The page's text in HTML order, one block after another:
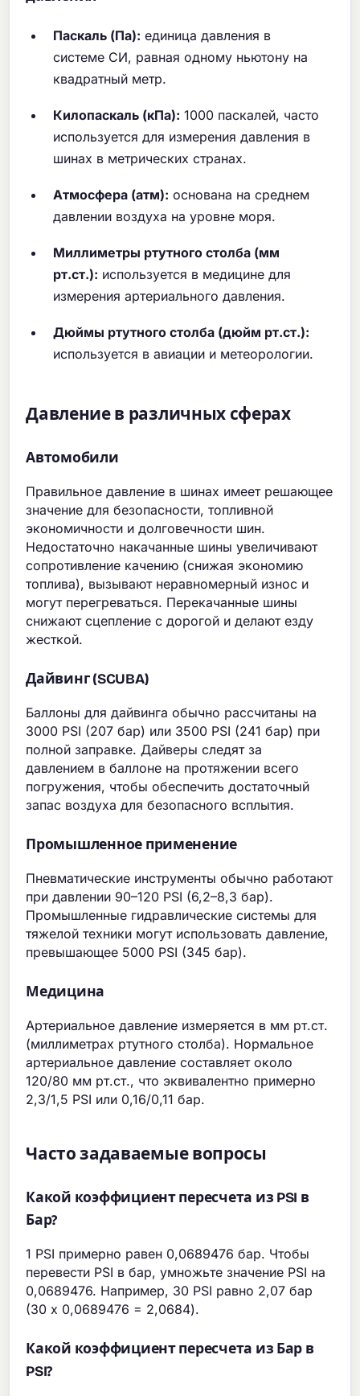
Паскаль (Па): единица давления в
системе СИ, равная одному ньютону на
квадратный метр.
Килопаскаль (кПа): 1000 паскалей, часто
используется для измерения давления в
шинах в метрических странах.
Атмосфера (атм): основана на среднем
давлении воздуха на уровне моря.
Миллиметры ртутного столба (мм
рт.ст.): используется в медицине для
измерения артериального давления.
Дюймы ртутного столба (дюйм рт.ст.):
используется в авиации и метеорологии.
Давление в различных сферах
Автомобили
Правильное давление в шинах имеет решающее
значение для безопасности, топливной
экономичности и долговечности шин.
Недостаточно накачанные шины увеличивают
сопротивление качению (снижая экономию
топлива), вызывают неравномерный износ и
могут перегреваться. Перекачанные шины
снижают сцепление с дорогой и делают езду
жесткой.
Дайвинг (SCUBA)
Баллоны для дайвинга обычно рассчитаны на
3000 PSI (207 бар) или 3500 PSI (241 бар) при
полной заправке. Дайверы следят за
давлением в баллоне на протяжении всего
погружения, чтобы обеспечить достаточный
запас воздуха для безопасного всплытия.
Промышленное применение
Пневматические инструменты обычно работают
при давлении 90–120 PSI (6,2–8,3 бар).
Промышленные гидравлические системы для
тяжелой техники могут использовать давление,
превышающее 5000 PSI (345 бар).
Медицина
Артериальное давление измеряется в мм рт.ст.
(миллиметрах ртутного столба). Нормальное
артериальное давление составляет около
120/80 мм рт.ст., что эквивалентно примерно
2,3/1,5 PSI или 0,16/0,11 бар.
Часто задаваемые вопросы
Какой коэффициент пересчета из PSI в
Бар?
1 PSI примерно равен 0,0689476 бар. Чтобы
перевести PSI в бар, умножьте значение PSI на
0,0689476. Например, 30 PSI равно 2,07 бар
(30 x 0,0689476 = 2,0684).
Какой коэффициент пересчета из Бар в
PSI?